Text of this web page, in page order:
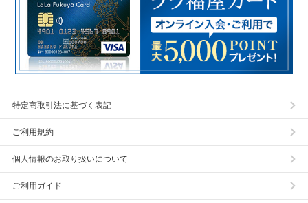
特定商取引法に基づく表記
ご利用規約
個人情報のお取り扱いについて
ご利用ガイド